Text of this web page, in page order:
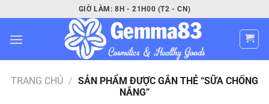
qua
nội
GIỜ LÀM: 8H - 21H00 (T2 - CN)
TRANG CHỦ / SẢN PHẨM ĐƯỢC GẮN THẺ “SỮA CHỐNG
NẮNG”